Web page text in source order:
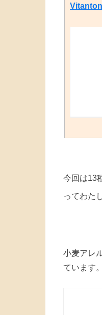
今回は13
ってわた
小麦アレ
ています。